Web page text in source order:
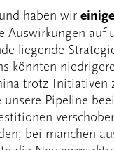
haben wir
Auswirkungen auf
liegende
könnten niedrigere
trotz Initiativen
unsere Pipeline
bei manchen